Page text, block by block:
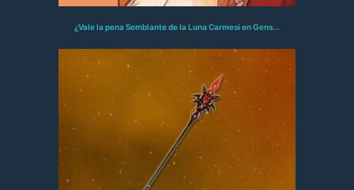
¿Vale la pena Semblante de la Luna Carmesí en Gens...